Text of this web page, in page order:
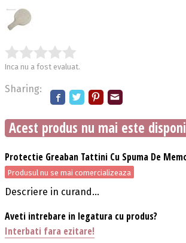
Inca nu a fost evaluat.
Sharing:
Acest produs nu mai este
Protectie Greaban Tattini Cu Spuma De
Produsul nu se mai comercializeaza
Descriere in curand...
Aveti intrebare in legatura cu produs?
Interbati fara ezitare!